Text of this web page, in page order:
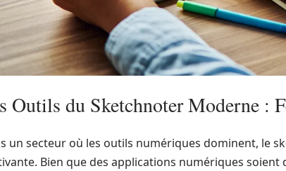
Outils du Sketchnoter Moderne :
un secteur où les outils numériques dominent, le
Bien que des applications numériques soient